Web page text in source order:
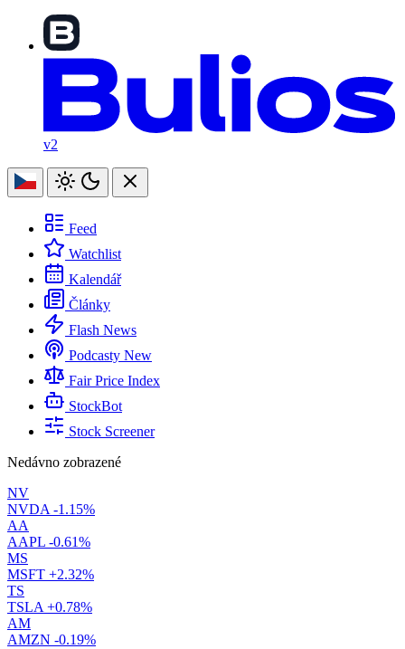
v2
Feed
Watchlist
Kalendář
Články
Flash News
Podcasty New
Fair Price Index
StockBot
Stock Screener
Nedávno zobrazené
NV
NVDA -1.15%
AA
AAPL -0.61%
MS
MSFT +2.32%
TS
TSLA +0.78%
AM
AMZN -0.19%